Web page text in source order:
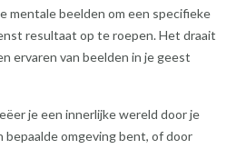
mentale beelden om een specifieke
resultaat op te roepen. Het draait
ervaren van beelden in je geest
je een innerlijke wereld door je
omgeving bent, of door